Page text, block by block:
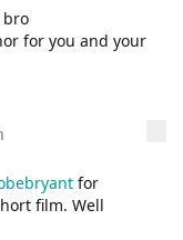
for you and your
for
film. Well